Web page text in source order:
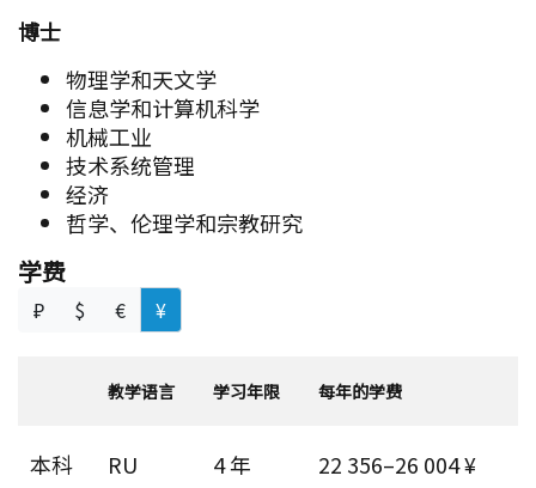
博士
物理学和天文学
信息学和计算机科学
机械工业
技术系统管理
经济
哲学、伦理学和宗教研究
学费
₽ $ € ¥
教学语言 学习年限 每年的学费
本科 RU 4 年 22 356–26 004 ¥